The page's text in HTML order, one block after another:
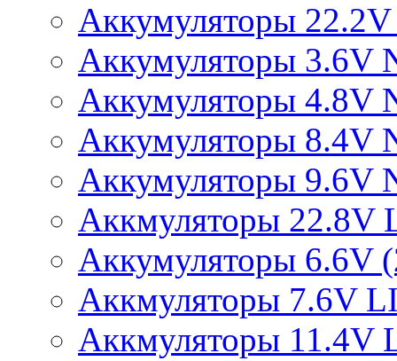
Аккумуляторы
Аккумуляторы 3.6V
Аккумуляторы 4.8V
Аккумуляторы 8.4V
Аккумуляторы 9.6V
Аккмуляторы 22.8V
Аккумуляторы 6.6V
Аккмуляторы 7.6V
Аккмуляторы 11.4V